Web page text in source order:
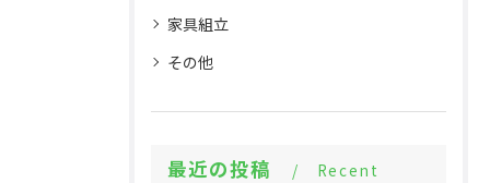
家具組立
その他
最近の投稿
Recent